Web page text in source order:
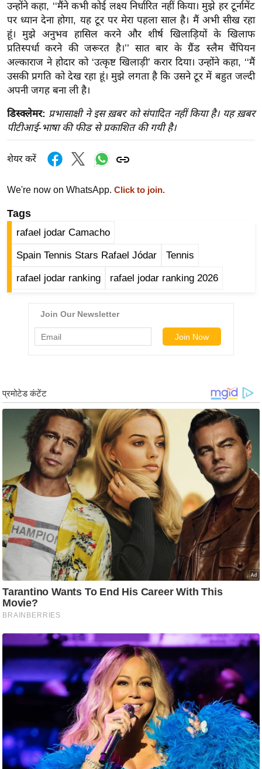
न्यू
ज
ब्री
फ
म
नो
रं
ज
ग
ली
वु
ली
क्षा
B
i
n
g
N
e
s
ला
इ
फ
स्टा
ल
टे
जी
ब्यू
टी
उन्होंने कहा, ‘‘मैंने कभी कोई लक्ष्य निर्धारित नहीं किया। मुझे हर टूर्नामेंट
पर ध्यान देना होगा, यह टूर पर मेरा पहला साल है। मैं अभी सीख रहा
हूं। मुझे अनुभव हासिल करने और शीर्ष खिलाड़ियों के खिलाफ
प्रतिस्पर्धा करने की जरूरत है।’’ सात बार के ग्रैंड स्लैम चैंपियन
अल्काराज ने होदार को ‘उत्कृष्ट खिलाड़ी’ करार दिया। उन्होंने कहा, ‘‘मैं
उसकी प्रगति को देख रहा हूं। मुझे लगता है कि उसने टूर में बहुत जल्दी
अपनी जगह बना ली है।
डिस्क्लेमर: प्रभासाक्षी ने इस ख़बर को संपादित नहीं किया है। यह ख़बर
पीटीआई-भाषा की फीड से प्रकाशित की गयी है।
शेयर करें
We're now on WhatsApp. Click to join.
Tags
rafael jodar Camacho
Spain Tennis Stars Rafael Jódar Tennis
rafael jodar ranking rafael jodar ranking 2026